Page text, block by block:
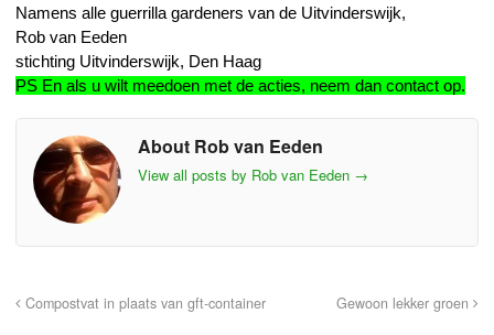
Namens alle guerrilla gardeners van de Uitvinderswijk,
Rob van Eeden
stichting Uitvinderswijk, Den Haag
PS En als u wilt meedoen met de acties, neem dan contact op.
About Rob van Eeden
View all posts by Rob van Eeden →
Compostvat in plaats van gft-container Gewoon lekker groen